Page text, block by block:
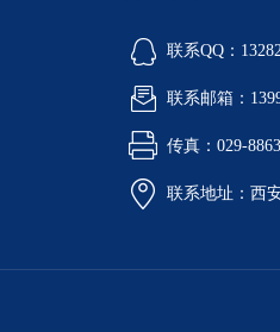
联系QQ：
联系邮箱：
传真：029-
联系地址：西